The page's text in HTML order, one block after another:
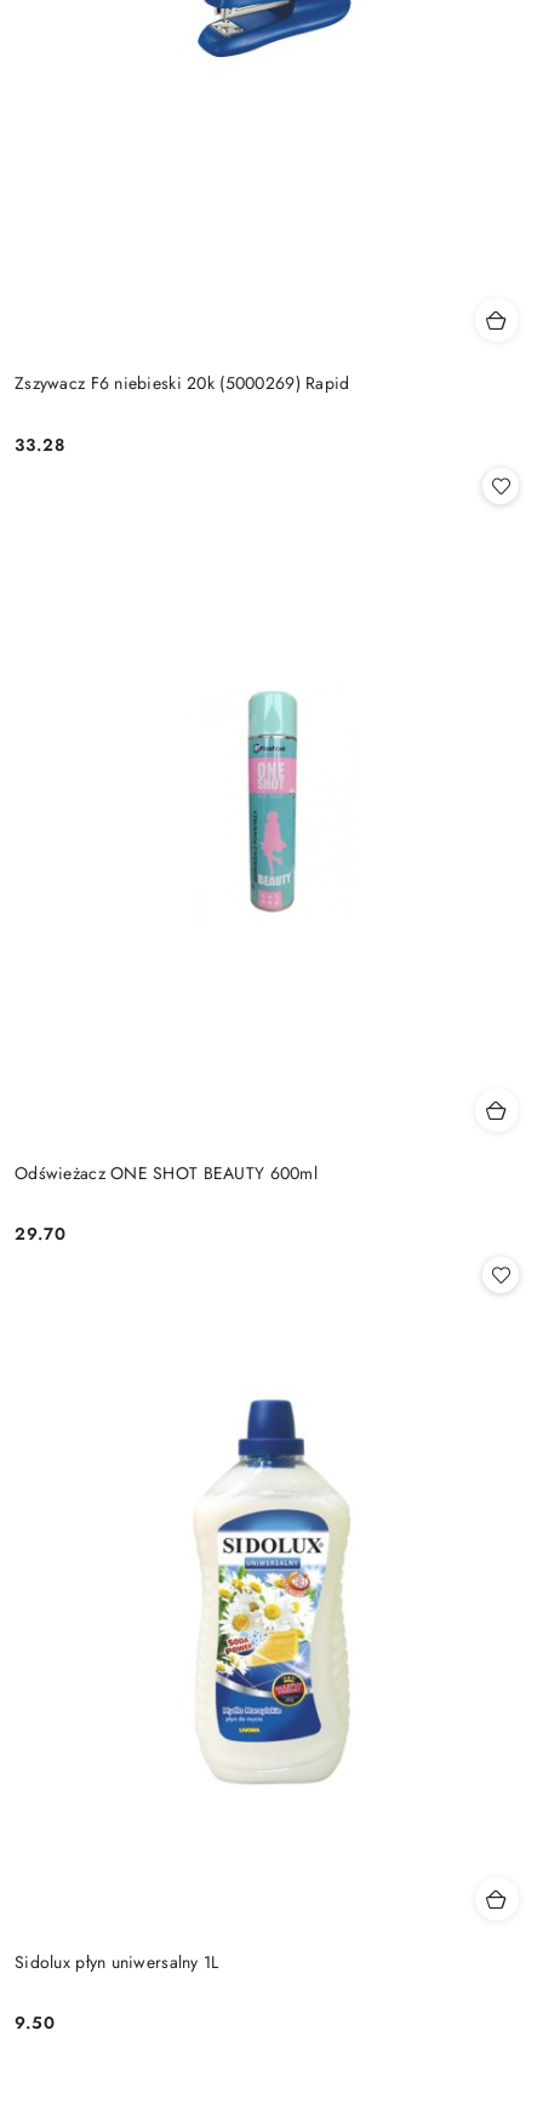
Zszywacz F6 niebieski 20k (5000269) Rapid
Cena:
33.28
Odświeżacz ONE SHOT BEAUTY 600ml
Cena:
29.70
Sidolux płyn uniwersalny 1L
Cena:
9.50